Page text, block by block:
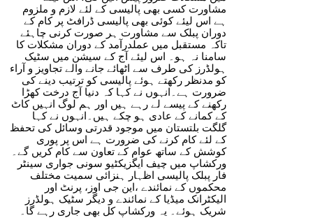
مشاورت کسی بھی پالیسی کے لئے لازم و ملزوم
ہے اس لیئے کوئی بھی پالیسی ڈرافٹ پر کام کے
دوران پبلک سے مشاورت ہر صورت کرنی چاہئے
تاکہ مستقبل میں عملدرآمد کے دوران مشکلات کا
سامنا نہ ہو۔ اس لیئے آج کے سیشن میں سٹیک
ہولڈرز کی طرف سے اٹھائے جانے والے تجاویز و آراء
کو مدنظر رکھتے ہوئے پالیسی کو ترتیب دینے کی
ضرورت ہے۔انہوں نے کہا کہ دنیا آج درخت کھڑا
رکھنے کے پیسے لے رہے ہیں اور ہم لوگ انہیں کاٹ
کے کمانے کے عادی ہو چکے ہیں۔انہوں نے کہا
گلگت بلتستان میں موجود قدرتی وسائل کی تحفظ
کے لئے کام کرنے کی ضرورت ہے اس پر پوری
کوشش کے ساتھ عوام کے تعاون سے کام کریں گے۔
ورکشاپ میں چیف ایگزیکٹیو سونی جواری سینٹر
فار پبلک پالیسی اظہار ہنزائی سمیت مختلف
محکموں کے نمائندے ،این جی اوز، پرنٹ اور
الیکٹرانک میڈیا کے نمائندے و دیگر سٹیک ہولڈرز
شریک ہوئے۔ یہ ورکشاپ کل بھی جاری رہے گا۔